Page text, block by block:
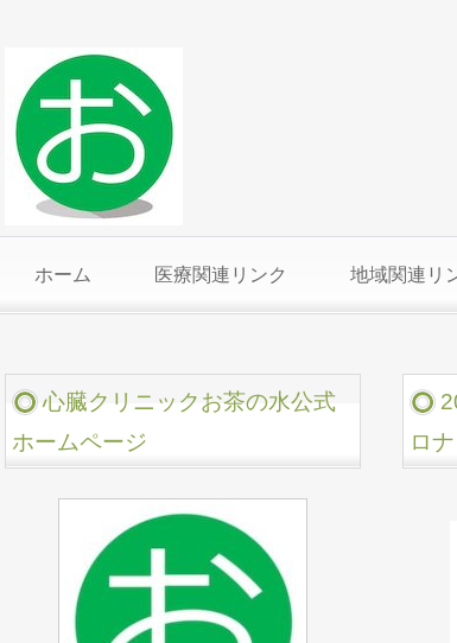
ホーム 医療関連リンク 地域関連リ
ロ
心臓クリニックお茶の水公式
ホームページ